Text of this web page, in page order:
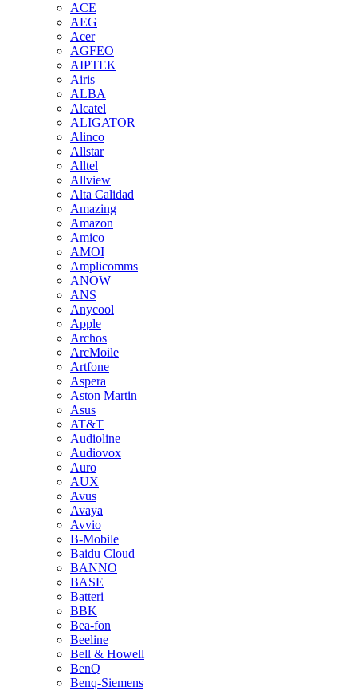
ACE
AEG
Acer
AGFEO
AIPTEK
Airis
ALBA
Alcatel
ALIGATOR
Alinco
Allstar
Alltel
Allview
Alta Calidad
Amazing
Amazon
Amico
AMOI
Amplicomms
ANOW
ANS
Anycool
Apple
Archos
ArcMoile
Artfone
Aspera
Aston Martin
Asus
AT&T
Audioline
Audiovox
Auro
AUX
Avus
Avaya
Avvio
B-Mobile
Baidu Cloud
BANNO
BASE
Batteri
BBK
Bea-fon
Beeline
Bell & Howell
BenQ
Benq-Siemens